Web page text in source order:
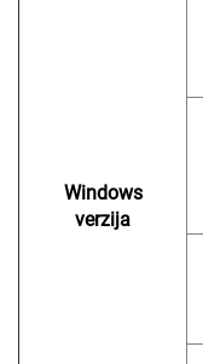
Windows
verzija